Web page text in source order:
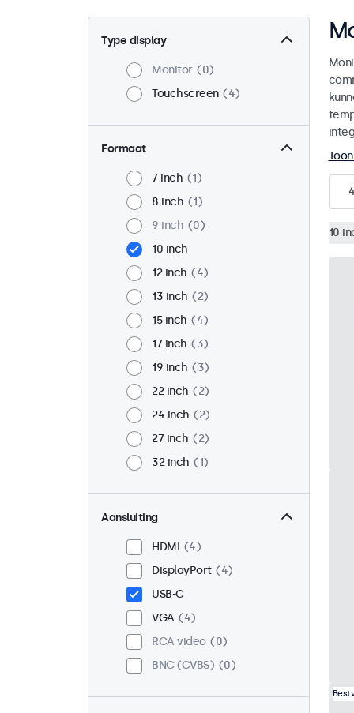
Type display
Monitor
0
Touchscreen
4
Formaat
7 inch
1
8 inch
1
9 inch
0
10 inch
12 inch
4
13 inch
2
15 inch
4
17 inch
3
19 inch
3
22 inch
2
24 inch
2
27 inch
2
32 inch
1
Aansluiting
HDMI
4
DisplayPort
4
USB-C
VGA
4
RCA video
0
BNC (CVBS)
0
4
10